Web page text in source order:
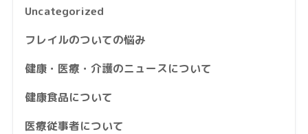
Uncategorized
フレイルのついての悩み
健康・医療・介護のニュースについて
健康食品について
医療従事者について